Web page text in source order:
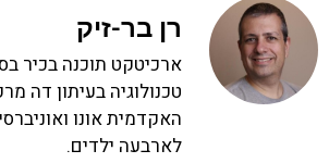
רן בר-זיק
ארכיטקט תוכנה בכיר
טכנולוגיה בעיתון דה
האקדמית אונו
לארבעה ילדים.